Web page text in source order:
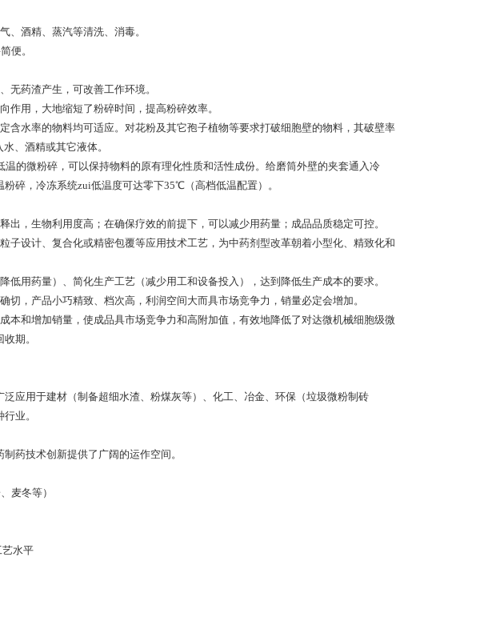
、酒精、蒸汽等清洗、消毒。
便。
无药渣产生，可改善工作环境。
作用，大地缩短了粉碎时间，提高粉碎效率。
含水率的物料均可适应。对花粉及其它孢子植物等要求打破细胞壁的物料，其破壁率
、酒精或其它液体。
的微粉碎，可以保持物料的原有理化性质和活性成份。给磨筒外壁的夹套通入冷
碎，冷冻系统zui低温度可达零下35℃（高档低温配置）。
出，生物利用度高；在确保疗效的前提下，可以减少用药量；成品品质稳定可控。
子设计、复合化或精密包覆等应用技术工艺，为中药剂型改革朝着小型化、精致化和
用药量）、简化生产工艺（减少用工和设备投入），达到降低生产成本的要求。
，产品小巧精致、档次高，利润空间大而具市场竞争力，销量必定会增加。
本和增加销量，使成品具市场竞争力和高附加值，有效地降低了对达微机械细胞级微
期。
应用于建材（制备超细水渣、粉煤灰等）、化工、冶金、环保（垃圾微粉制砖
业。
药技术创新提供了广阔的运作空间。
、麦冬等）
艺水平